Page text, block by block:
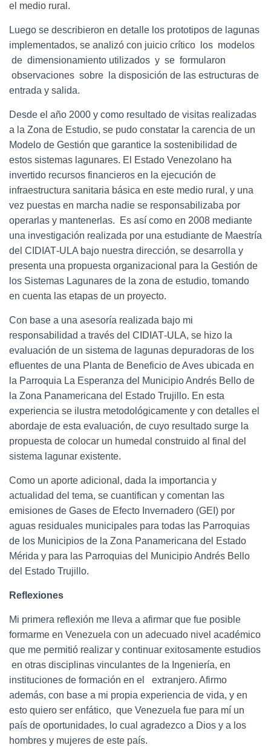
el medio rural.
Luego se describieron en detalle los prototipos de lagunas
implementados, se analizó con juicio crítico los modelos
de dimensionamiento utilizados y se formularon
observaciones sobre la disposición de las estructuras de
entrada y salida.
Desde el año 2000 y como resultado de visitas realizadas
a la Zona de Estudio, se pudo constatar la carencia de un
Modelo de Gestión que garantice la sostenibilidad de
estos sistemas lagunares. El Estado Venezolano ha
invertido recursos financieros en la ejecución de
infraestructura sanitaria básica en este medio rural, y una
vez puestas en marcha nadie se responsabilizaba por
operarlas y mantenerlas. Es así como en 2008 mediante
una investigación realizada por una estudiante de Maestría
del CIDIAT‐ULA bajo nuestra dirección, se desarrolla y
presenta una propuesta organizacional para la Gestión de
los Sistemas Lagunares de la zona de estudio, tomando
en cuenta las etapas de un proyecto.
Con base a una asesoría realizada bajo mi
responsabilidad a través del CIDIAT‐ULA, se hizo la
evaluación de un sistema de lagunas depuradoras de los
efluentes de una Planta de Beneficio de Aves ubicada en
la Parroquia La Esperanza del Municipio Andrés Bello de
la Zona Panamericana del Estado Trujillo. En esta
experiencia se ilustra metodológicamente y con detalles el
abordaje de esta evaluación, de cuyo resultado surge la
propuesta de colocar un humedal construido al final del
sistema lagunar existente.
Como un aporte adicional, dada la importancia y
actualidad del tema, se cuantifican y comentan las
emisiones de Gases de Efecto Invernadero (GEI) por
aguas residuales municipales para todas las Parroquias
de los Municipios de la Zona Panamericana del Estado
Mérida y para las Parroquias del Municipio Andrés Bello
del Estado Trujillo.
Reflexiones
Mi primera reflexión me lleva a afirmar que fue posible
formarme en Venezuela con un adecuado nivel académico
que me permitió realizar y continuar exitosamente estudios
en otras disciplinas vinculantes de la Ingeniería, en
instituciones de formación en el extranjero. Afirmo
además, con base a mi propia experiencia de vida, y en
esto quiero ser enfático, que Venezuela fue para mí un
país de oportunidades, lo cual agradezco a Dios y a los
hombres y mujeres de este país.